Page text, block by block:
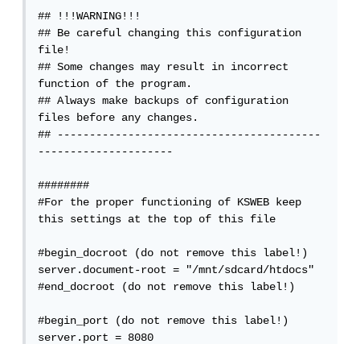
## !!!WARNING!!!
## Be careful changing this configuration
file!
## Some changes may result in incorrect
function of the program.
## Always make backups of configuration
files before any changes.
## -----------------------------------------
---------------------
########
#For the proper functioning of KSWEB keep
this settings at the top of this file
#begin_docroot (do not remove this label!)
server.document-root = "/mnt/sdcard/htdocs"
#end_docroot (do not remove this label!)
#begin_port (do not remove this label!)
server.port = 8080